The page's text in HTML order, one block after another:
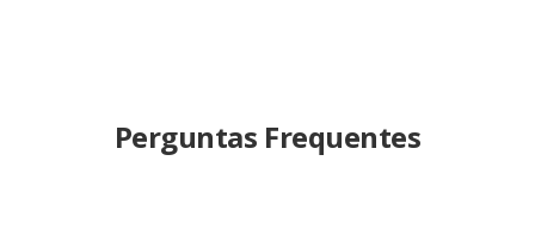
Perguntas Frequentes